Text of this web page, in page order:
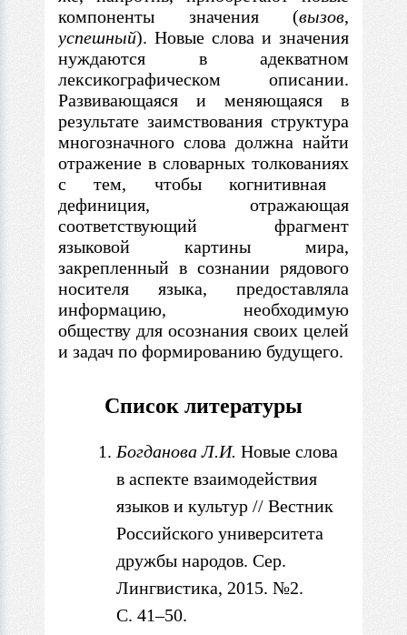
компоненты значения (вызов,
успешный). Новые слова и значения
нуждаются в адекватном
лексикографическом описании.
Развивающаяся и меняющаяся в
результате заимствования структура
многозначного слова должна найти
отражение в словарных толкованиях
стем, чтобы когнитивная
дефиниция, отражающая
соответствующий фрагмент
языковой картины мира,
закрепленный в сознании рядового
носителя языка, предоставляла
информацию, необходимую
обществу для осознания своих целей
и задач по формированию будущего.
Список литературы
Богданова Л.И. Новые слова
в аспекте взаимодействия
языков и культур // Вестник
Российского университета
дружбы народов. Сер.
Лингвистика, 2015. №2.
С. 41–50.